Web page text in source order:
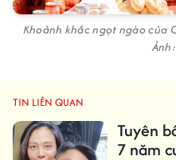
Khoảnh khắc ngọt ngào của
TIN LIÊN QUAN
Tuyên
7 năm